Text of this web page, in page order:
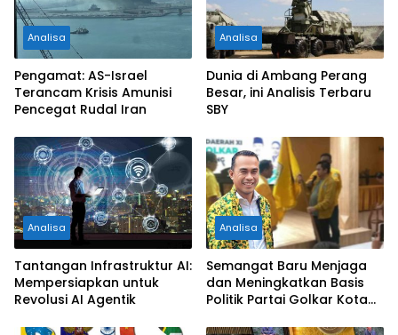
Analisa
Pengamat: AS-Israel
Terancam Krisis Amunisi
Pencegat Rudal Iran
Analisa
Dunia di Ambang Perang
Besar, ini Analisis Terbaru
SBY
Analisa
Tantangan Infrastruktur AI:
Mempersiapkan untuk
Revolusi AI Agentik
Analisa
Semangat Baru Menjaga
dan Meningkatkan Basis
Politik Partai Golkar Kota